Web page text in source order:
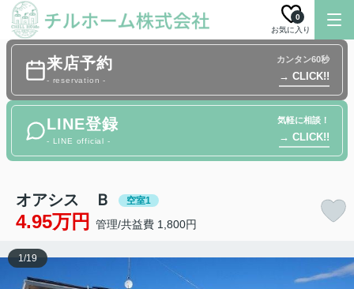
お気に入り
0
来店予約
- reservation -
カンタン60秒
→ CLICK!!
LINE登録
- LINE official -
気軽に相談！
→ CLICK!!
オアシス Ｂ 空室1
4.95万円 管理/共益費 1,800円
1/19